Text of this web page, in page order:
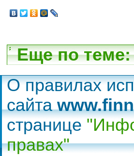
Еще по теме:
О правилах
сайта
странице
правах"